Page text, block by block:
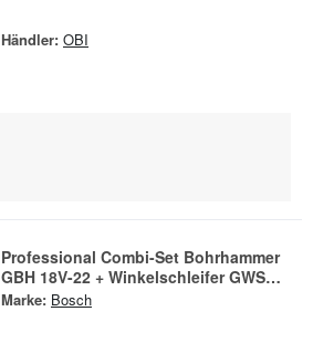
Händler: OBI
Professional Combi-Set Bohrhammer
GBH 18V-22 + Winkelschleifer GWS
18V-8
Marke: Bosch